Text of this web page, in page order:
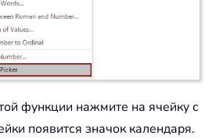
функции нажмите на ячейку с
появится значок календаря.